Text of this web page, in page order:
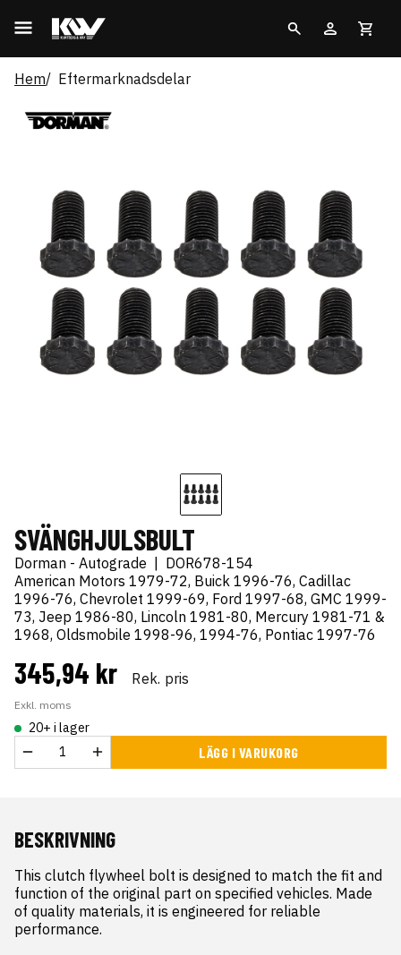
Hem Eftermarknadsdelar
SVÄNGHJULSBULT
Dorman - Autograde
DOR678-154
American Motors 1979-72, Buick 1996-76, Cadillac
1996-76, Chevrolet 1999-69, Ford 1997-68, GMC 1999-
73, Jeep 1986-80, Lincoln 1981-80, Mercury 1981-71 &
1968, Oldsmobile 1998-96, 1994-76, Pontiac 1997-76
345,94 kr Rek. pris
Exkl. moms
20+ i lager
LÄGG I VARUKORG
BESKRIVNING
This clutch flywheel bolt is designed to match the fit and
function of the original part on specified vehicles. Made
of quality materials, it is engineered for reliable
performance.